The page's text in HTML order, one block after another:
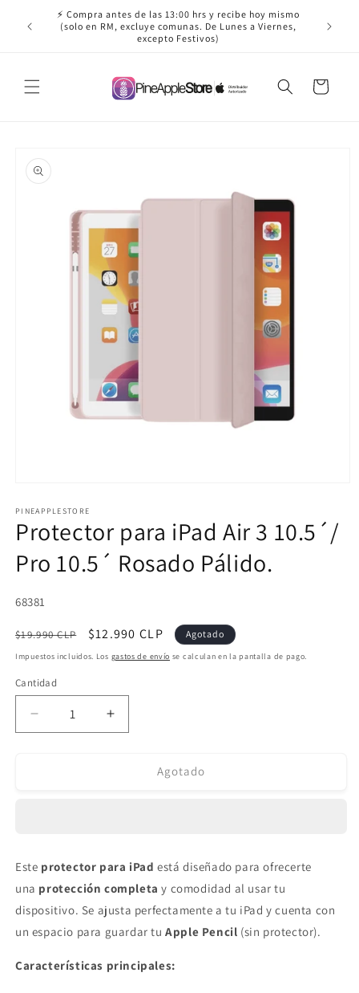
directamente
al contenido
⚡ Compra antes de las 13:00 hrs y recibe hoy mismo
(solo en RM, excluye comunas. De Lunes a Viernes,
excepto Festivos)
✈️
Carrito
a la
información
multimedia
1
en
ventana
modal
PINEAPPLESTORE
Protector para iPad Air 3 10.5´/
Pro 10.5´ Rosado Pálido.
SKU:
68381
Precio
habitual
$19.990 CLP
Precio
de
$12.990 CLP Agotado
Impuestos incluidos. Los gastos de envío se calculan en la pantalla de pago.
Cantidad
Reducir
cantidad
´/
Pro
10.5
Rosado
Pálido.
Aumentar
cantidad
Protector
´/
Pro
10.5
Rosado
Agotado
Este protector para iPadestá diseñado para ofrecerte
una protección completa y comodidad al usar tu
dispositivo. Se ajusta perfectamente a tu iPad y cuenta con
un espacio para guardar tu Apple Pencil (sin protector).
Características principales: